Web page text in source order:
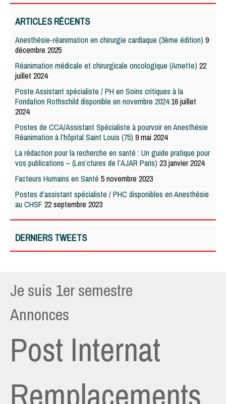
ARTICLES RÉCENTS
Anesthésie-réanimation en chirurgie cardiaque (3ème édition) 9
décembre 2025
Réanimation médicale et chirurgicale oncologique (Arnette) 22
juillet 2024
Poste Assistant spécialiste / PH en Soins critiques à la
Fondation Rothschild disponible en novembre 2024 16 juillet
2024
Postes de CCA/Assistant Spécialiste à pourvoir en Anesthésie
Réanimation à l’hôpital Saint Louis (75) 9 mai 2024
La rédaction pour la recherche en santé : Un guide pratique pour
vos publications – (Les’ctures de l’AJAR Paris) 23 janvier 2024
Facteurs Humains en Santé 5 novembre 2023
Postes d’assistant spécialiste / PHC disponibles en Anesthésie
au CHSF 22 septembre 2023
DERNIERS TWEETS
Je suis 1er semestre
Annonces
Post Internat